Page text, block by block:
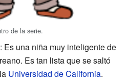
de la serie.
: Es una niña muy inteligente de
Es tan lista que se saltó
Universidad de California.